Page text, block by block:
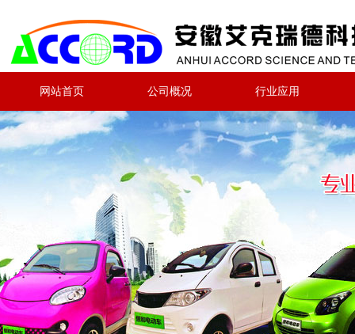
网站首页 公司概况
公司简介
资质证书
公司环境
信息公示
行业应用
最新动态
媒体报道
产品展示
品牌推广